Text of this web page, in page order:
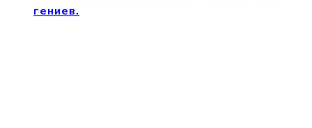
гениев.